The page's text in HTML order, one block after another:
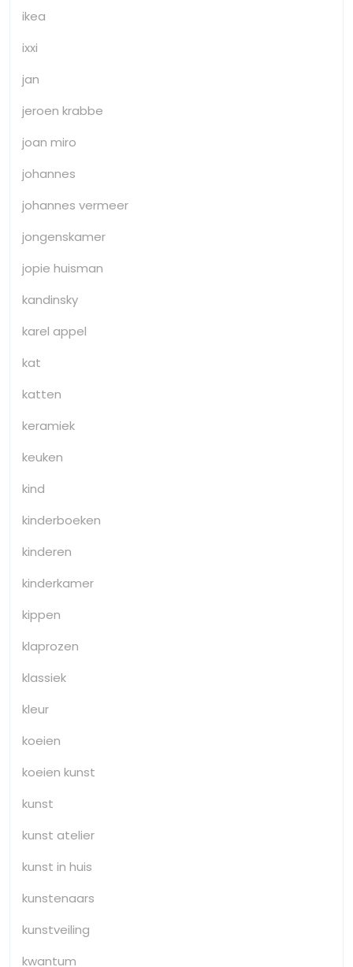
ikea
ixxi
jan
jeroen krabbe
joan miro
johannes
johannes vermeer
jongenskamer
jopie huisman
kandinsky
karel appel
kat
katten
keramiek
keuken
kind
kinderboeken
kinderen
kinderkamer
kippen
klaprozen
klassiek
kleur
koeien
koeien kunst
kunst
kunst atelier
kunst in huis
kunstenaars
kunstveiling
kwantum